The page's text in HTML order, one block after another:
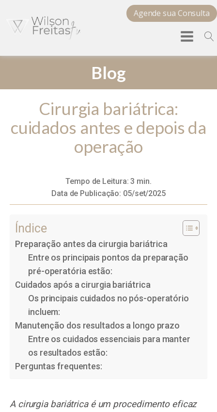
Agende sua Consulta
Blog
Cirurgia bariátrica:
cuidados antes e depois da
operação
Tempo de Leitura: 3 min.
Data de Publicação: 05/set/2025
Índice
Preparação antes da cirurgia bariátrica
Entre os principais pontos da preparação
pré-operatória estão:
Cuidados após a cirurgia bariátrica
Os principais cuidados no pós-operatório
incluem:
Manutenção dos resultados a longo prazo
Entre os cuidados essenciais para manter
os resultados estão:
Perguntas frequentes:
A cirurgia bariátrica é um procedimento eficaz